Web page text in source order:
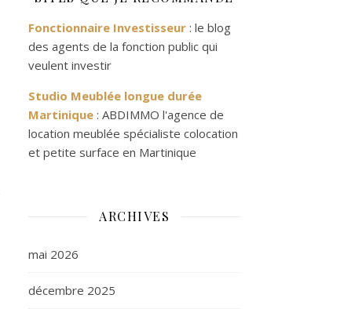
Fonctionnaire Investisseur : le blog
des agents de la fonction public qui
veulent investir
Studio Meublée longue durée
Martinique : ABDIMMO l'agence de
location meublée spécialiste colocation
et petite surface en Martinique
ARCHIVES
mai 2026
décembre 2025